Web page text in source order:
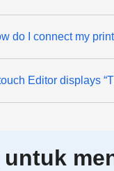
do I connect my
Editor displays